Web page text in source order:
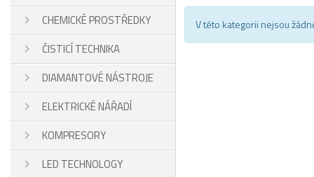
CHEMICKÉ PROSTŘEDKY
ČISTICÍ TECHNIKA
DIAMANTOVÉ NÁSTROJE
ELEKTRICKÉ NÁŘADÍ
KOMPRESORY
LED TECHNOLOGY
V této kategorii nejsou